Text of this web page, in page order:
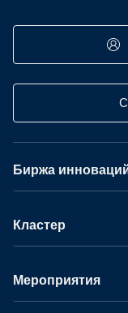
Биржа
Кластер
Мероприятия